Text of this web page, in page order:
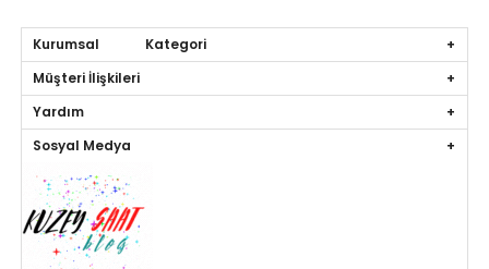
Kurumsal Kategori
Müşteri İlişkileri
Yardım
Sosyal Medya